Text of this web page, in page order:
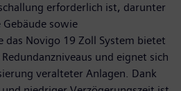
erforderlich ist, darunter
sowie
das Novigo 19 Zoll System bietet
und eignet sich
veralteter Anlagen. Dank